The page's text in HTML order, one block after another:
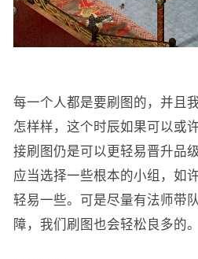
每一个人都是要刷图的，并且
怎样样，这个时辰如果可以或
接刷图仍是可以更轻易晋升品
应当选择一些根本的小组，如
轻易一些。可是尽量有法师带
障，我们刷图也会轻松良多的。